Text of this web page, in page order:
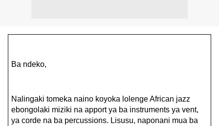
Ba ndeko,
Nalingaki tomeka naino koyoka lolenge African jazz
ebongolaki miziki na apport ya ba instruments ya vent,
ya corde na ba percussions. Lisusu, naponani mua ba